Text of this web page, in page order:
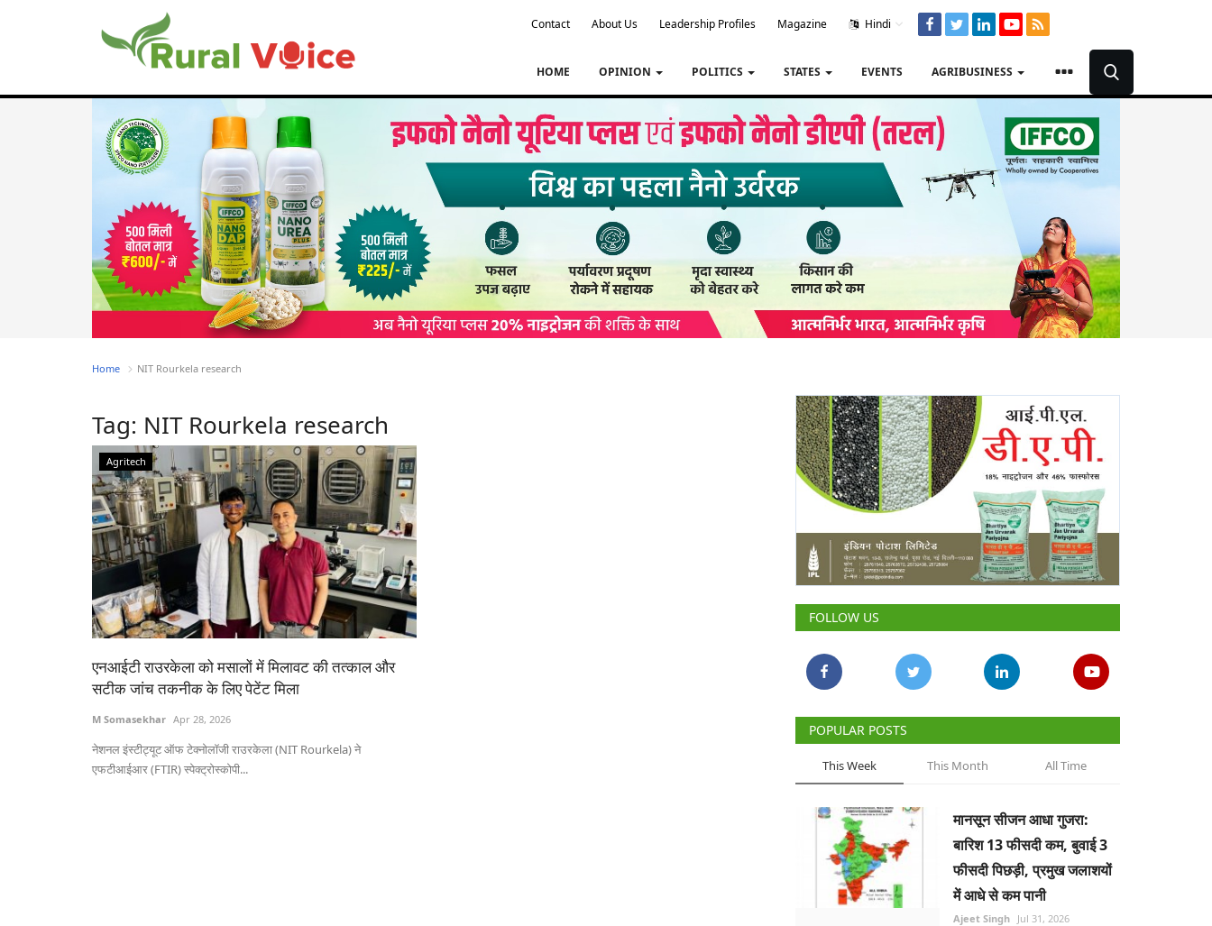
Contact About Us Leadership Profiles Magazine Hindi
HOME OPINION POLITICS STATES EVENTS AGRIBUSINESS
Home NIT Rourkela research
Tag: NIT Rourkela research
Agritech
एनआईटी राउरकेला को मसालों में मिलावट की तत्काल और
सटीक जांच तकनीक के लिए पेटेंट मिला
M Somasekhar Apr 28, 2026
नेशनल इंस्टीट्यूट ऑफ टेक्नोलॉजी राउरकेला (NIT Rourkela) ने
एफटीआईआर (FTIR) स्पेक्ट्रोस्कोपी...
FOLLOW US
POPULAR POSTS
This Week This Month All Time
मानसून सीजन आधा गुजरा:
बारिश 13 फीसदी कम, बुवाई 3
फीसदी पिछड़ी, प्रमुख जलाशयों
में आधे से कम पानी
Ajeet Singh Jul 31, 2026